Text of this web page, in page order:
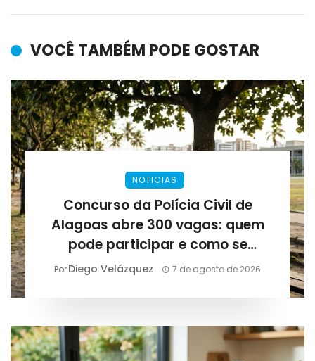
VOCÊ TAMBÉM PODE GOSTAR
NOTICIAS
Concurso da Polícia Civil de
Alagoas abre 300 vagas: quem
pode participar e como se
preparar para as provas
PorDiego Velázquez 7 de agosto de 2026